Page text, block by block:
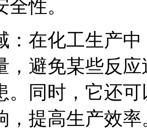
性。
：在化工生产
，避免某些反
。同时，它还
，提高生产效率